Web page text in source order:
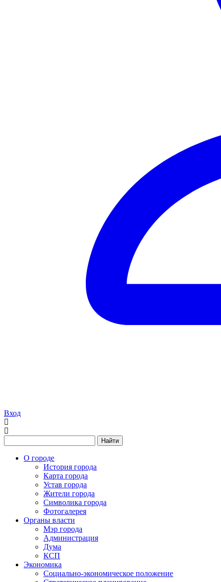
Вход
Найти
О городе
История города
Карта города
Устав города
Жители города
Символика города
Фотогалерея
Органы власти
Мэр города
Администрация
Дума
КСП
Экономика
Социально-экономическое положение